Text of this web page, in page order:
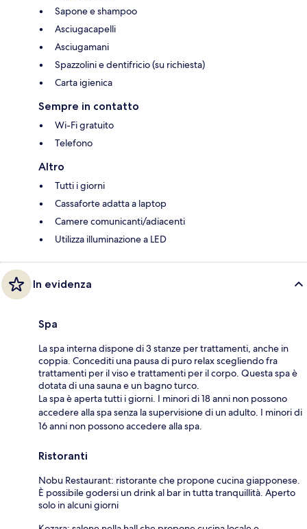
Sapone e shampoo
Asciugacapelli
Asciugamani
Spazzolini e dentifricio (su richiesta)
Carta igienica
Sempre in contatto
Wi-Fi gratuito
Telefono
Altro
Tutti i giorni
Cassaforte adatta a laptop
Camere comunicanti/adiacenti
Utilizza illuminazione a LED
In evidenza
Spa
La spa interna dispone di 3 stanze per trattamenti, anche in
coppia. Concediti una pausa di puro relax scegliendo fra
trattamenti per il viso e trattamenti per il corpo. Questa spa è
dotata di una sauna e un bagno turco.
La spa è aperta tutti i giorni. I minori di 18 anni non possono
accedere alla spa senza la supervisione di un adulto. I minori di
16 anni non possono accedere alla spa.
Ristoranti
Nobu Restaurant: ristorante che propone cucina giapponese.
È possibile godersi un drink al bar in tutta tranquillità. Aperto
solo in alcuni giorni